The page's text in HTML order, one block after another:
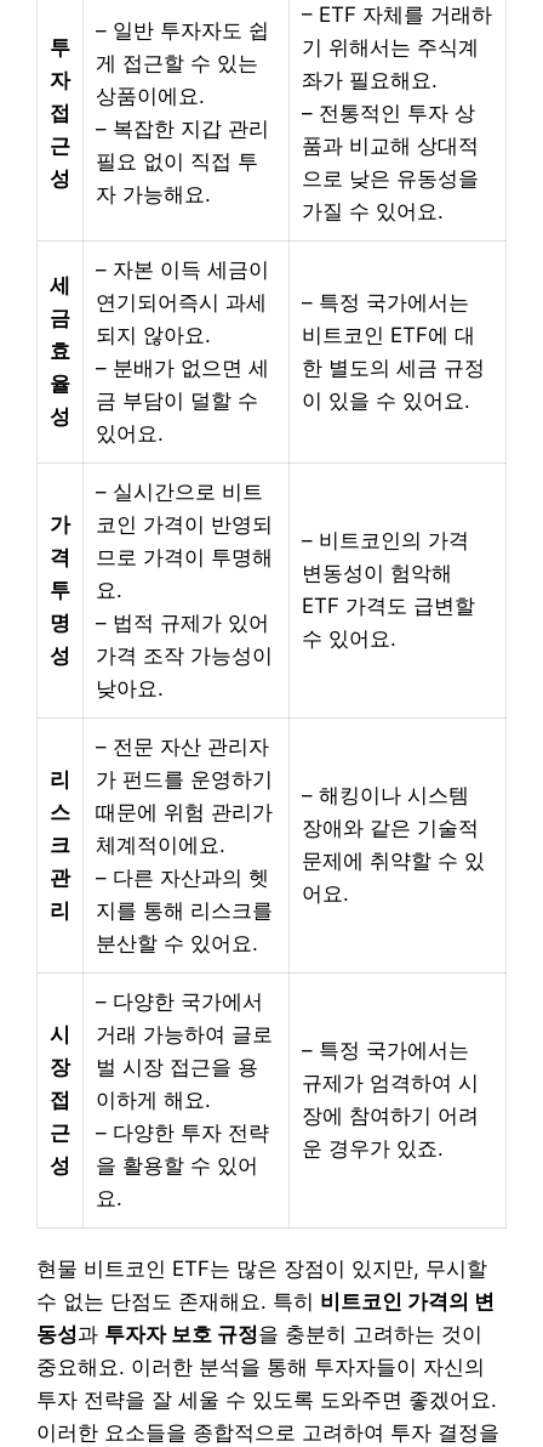
투
자
접
근
성
– 일반 투자자도 쉽
게 접근할 수 있는
상품이에요.
– 복잡한 지갑 관리
필요 없이 직접 투
자 가능해요.
– ETF 자체를 거래하
기 위해서는 주식계
좌가 필요해요.
– 전통적인 투자 상
품과 비교해 상대적
으로 낮은 유동성을
가질 수 있어요.
세
금
효
율
성
– 자본 이득 세금이
연기되어즉시 과세
되지 않아요.
– 분배가 없으면 세
금 부담이 덜할 수
있어요.
– 특정 국가에서는
비트코인 ETF에 대
한 별도의 세금 규정
이 있을 수 있어요.
가
격
투
명
성
– 실시간으로 비트
코인 가격이 반영되
므로 가격이 투명해
요.
– 법적 규제가 있어
가격 조작 가능성이
낮아요.
– 비트코인의 가격
변동성이 험악해
ETF 가격도 급변할
수 있어요.
리
스
크
관
리
– 전문 자산 관리자
가 펀드를 운영하기
때문에 위험 관리가
체계적이에요.
– 다른 자산과의 헷
지를 통해 리스크를
분산할 수 있어요.
– 해킹이나 시스템
장애와 같은 기술적
문제에 취약할 수 있
어요.
시
장
접
근
성
– 다양한 국가에서
거래 가능하여 글로
벌 시장 접근을 용
이하게 해요.
– 다양한 투자 전략
을 활용할 수 있어
요.
– 특정 국가에서는
규제가 엄격하여 시
장에 참여하기 어려
운 경우가 있죠.
현물 비트코인 ETF는 많은 장점이 있지만, 무시할
수 없는 단점도 존재해요. 특히 비트코인 가격의 변
동성과 투자자 보호 규정을 충분히 고려하는 것이
중요해요. 이러한 분석을 통해 투자자들이 자신의
투자 전략을 잘 세울 수 있도록 도와주면 좋겠어요.
이러한 요소들을 종합적으로 고려하여 투자 결정을